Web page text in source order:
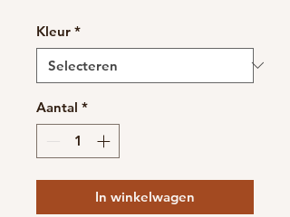
Kleur *
Aantal *
In winkelwagen